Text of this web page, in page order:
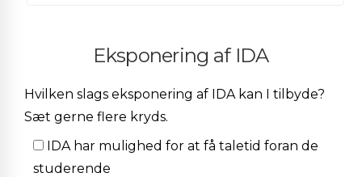
Eksponering af IDA
Hvilken slags eksponering af IDA kan I tilbyde?
Sæt gerne flere kryds.
IDA har mulighed for at få taletid foran de
studerende